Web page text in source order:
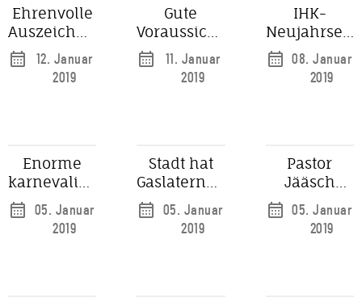
Ehrenvolle
Auszeichnung
für Heribert
Klein
12. Januar
2019
Gute
Voraussichten
zum
Neujahrsempfang
am DUS
11. Januar
2019
IHK-
dieses Mal
mit viel Lob
08. Januar
2019
Enorme
karnevalistische
Aufmerksamkeit
für
Düsseldorf
05. Januar
2019
Stadt hat
Gaslaternen-
Koordinator
05. Januar
2019
Pastor
Jääsch
zurück in
die Altstadt
05. Januar
2019